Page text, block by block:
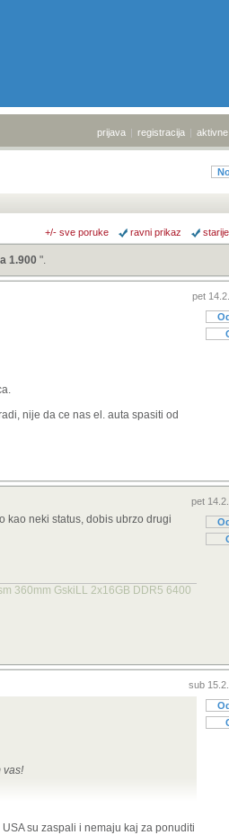
prijava | registracija |
+/- sve poruke ravni prikaz
1.900 ".
pet
nije da ce nas el. auta spasiti od
pet
kao neki status, dobis ubrzo drugi
360mm GskiLL 2x16GB DDR5 6400
sub
vas!
su zaspali i nemaju kaj za ponuditi